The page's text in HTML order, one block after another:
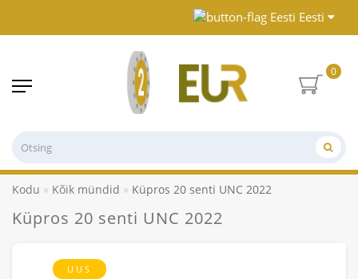
Eesti
0
Kodu Kõik mündid Küpros 20 senti UNC 2022
Küpros 20 senti UNC 2022
UUS